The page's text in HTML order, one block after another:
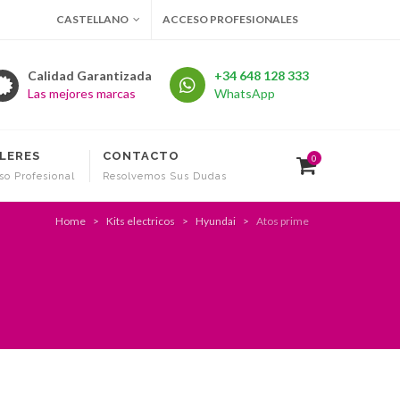
CASTELLANO ACCESO PROFESIONALES
Calidad Garantizada
Las mejores marcas
+34 648 128 333
WhatsApp
Profesional
CONTACTO
Resolvemos Sus Dudas
0
Home Kits electricos Hyundai Atos prime